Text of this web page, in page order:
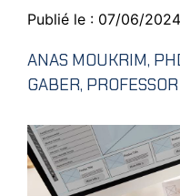
Publié le : 07/06/2024
ANAS MOUKRIM,
GABER, PROFESSOR